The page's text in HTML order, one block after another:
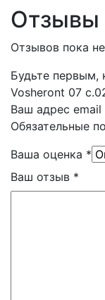
Отзывы
Отзывов пока
Будьте первым,
Vosheront 07
Ваш адрес email
Обязательные
Ваша оценка *
Ваш отзыв *